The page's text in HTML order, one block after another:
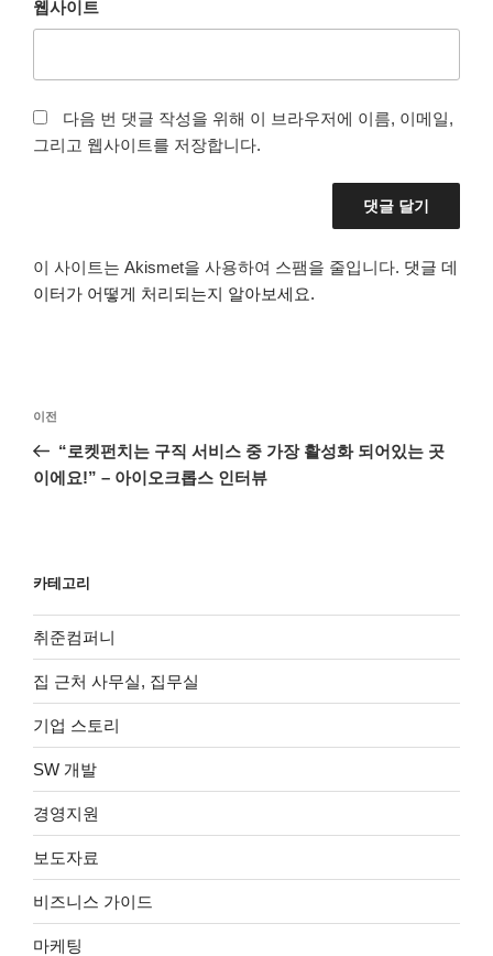
웹사이트
다음 번 댓글 작성을 위해 이 브라우저에 이름, 이메일,
그리고 웹사이트를 저장합니다.
이 사이트는 Akismet을 사용하여 스팸을 줄입니다. 댓글 데
이터가 어떻게 처리되는지 알아보세요.
색
이
전
글
이전
“로켓펀치는 구직 서비스 중 가장 활성화 되어있는 곳
이에요!” – 아이오크롭스 인터뷰
카테고리
취준컴퍼니
집 근처 사무실, 집무실
기업 스토리
SW 개발
경영지원
보도자료
비즈니스 가이드
마케팅